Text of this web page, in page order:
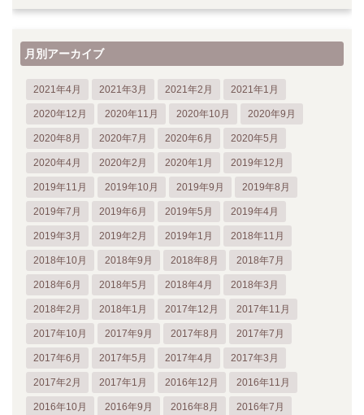
月別アーカイブ
2021年4月 2021年3月 2021年2月 2021年1月
2020年12月 2020年11月 2020年10月 2020年9月
2020年8月 2020年7月 2020年6月 2020年5月
2020年4月 2020年2月 2020年1月 2019年12月
2019年11月 2019年10月 2019年9月 2019年8月
2019年7月 2019年6月 2019年5月 2019年4月
2019年3月 2019年2月 2019年1月 2018年11月
2018年10月 2018年9月 2018年8月 2018年7月
2018年6月 2018年5月 2018年4月 2018年3月
2018年2月 2018年1月 2017年12月 2017年11月
2017年10月 2017年9月 2017年8月 2017年7月
2017年6月 2017年5月 2017年4月 2017年3月
2017年2月 2017年1月 2016年12月 2016年11月
2016年10月 2016年9月 2016年8月 2016年7月